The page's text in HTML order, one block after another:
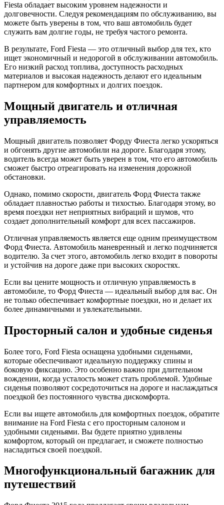
Fiesta обладает высоким уровнем надежности и
долговечности. Следуя рекомендациям по обслуживанию, вы
можете быть уверены в том, что ваш автомобиль будет
служить вам долгие годы, не требуя частого ремонта.
В результате, Ford Fiesta — это отличный выбор для тех, кто
ищет экономичный и недорогой в обслуживании автомобиль.
Его низкий расход топлива, доступность расходных
материалов и высокая надежность делают его идеальным
партнером для комфортных и долгих поездок.
Мощный двигатель и отличная
управляемость
Мощный двигатель позволяет Форду Фиеста легко ускоряться
и обгонять другие автомобили на дороге. Благодаря этому,
водитель всегда может быть уверен в том, что его автомобиль
сможет быстро отреагировать на изменения дорожной
обстановки.
Однако, помимо скорости, двигатель Форд Фиеста также
обладает плавностью работы и тихостью. Благодаря этому, во
время поездки нет неприятных вибраций и шумов, что
создает дополнительный комфорт для всех пассажиров.
Отличная управляемость является еще одним преимуществом
Форд Фиеста. Автомобиль маневренный и легко подчиняется
водителю. За счет этого, автомобиль легко входит в повороты
и устойчив на дороге даже при высоких скоростях.
Если вы цените мощность и отличную управляемость в
автомобиле, то Форд Фиеста — идеальный выбор для вас. Он
не только обеспечивает комфортные поездки, но и делает их
более динамичными и увлекательными.
Просторный салон и удобные сиденья
Более того, Ford Fiesta оснащена удобными сиденьями,
которые обеспечивают идеальную поддержку спины и
боковую фиксацию. Это особенно важно при длительном
вождении, когда усталость может стать проблемой. Удобные
сиденья позволяют сосредоточиться на дороге и наслаждаться
поездкой без постоянного чувства дискомфорта.
Если вы ищете автомобиль для комфортных поездок, обратите
внимание на Ford Fiesta с его просторным салоном и
удобными сиденьями. Вы будете приятно удивлены
комфортом, который он предлагает, и сможете полностью
насладиться своей поездкой.
Многофункциональный багажник для
путешествий